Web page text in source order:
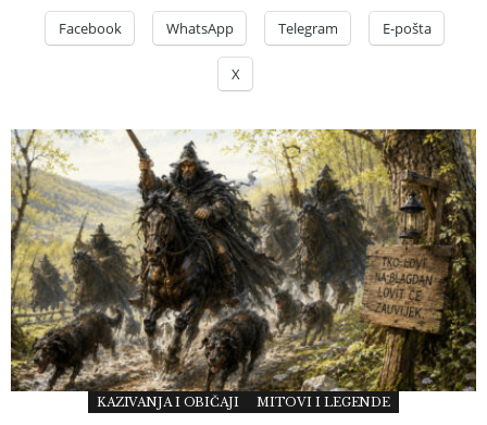
Facebook WhatsApp Telegram E-pošta
X
KAZIVANJA I OBIČAJI MITOVI I LEGENDE